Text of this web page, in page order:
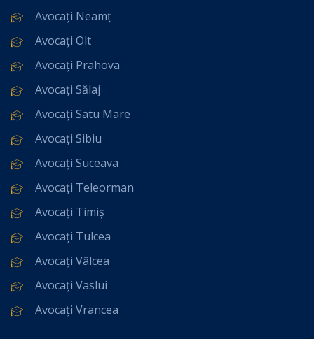
Avocați Neamț
Avocați Olt
Avocați Prahova
Avocați Sălaj
Avocați Satu Mare
Avocați Sibiu
Avocați Suceava
Avocați Teleorman
Avocați Timiș
Avocați Tulcea
Avocați Vâlcea
Avocați Vaslui
Avocați Vrancea